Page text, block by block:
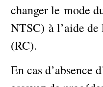
changer le mode
NTSC) à l’aide
(RC).
En cas d’absence